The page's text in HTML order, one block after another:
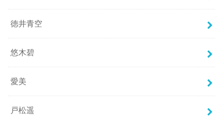
徳井青空
悠木碧
愛美
戸松遥